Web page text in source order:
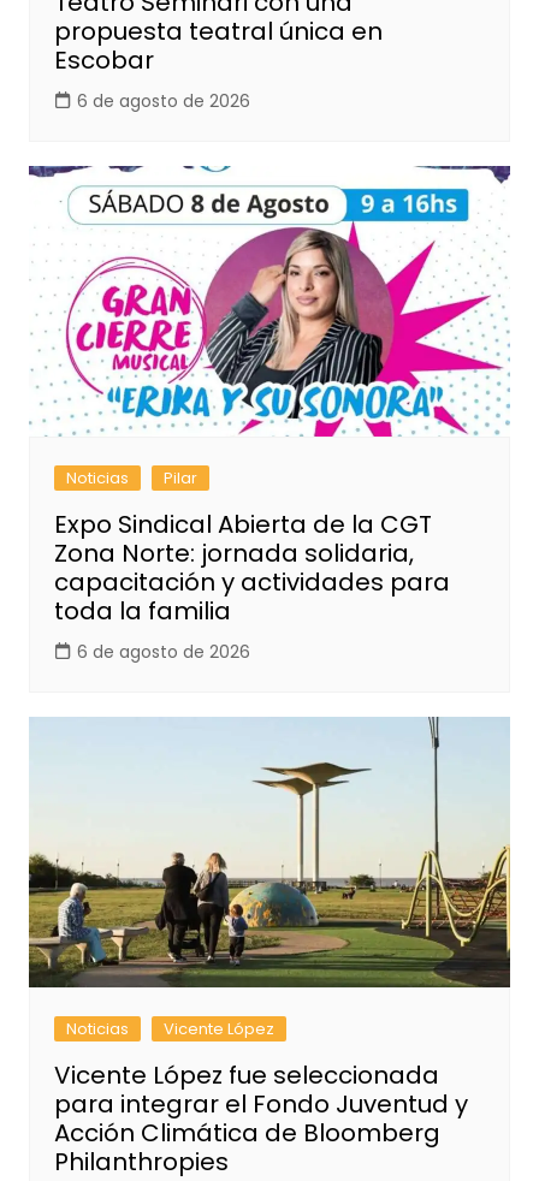
propuesta teatral única en
Escobar
6 de agosto de 2026
Noticias Pilar
Expo Sindical Abierta de la CGT
Zona Norte: jornada solidaria,
capacitación y actividades para
toda la familia
6 de agosto de 2026
Noticias Vicente López
Vicente López fue seleccionada
para integrar el Fondo Juventud y
Acción Climática de Bloomberg
Philanthropies